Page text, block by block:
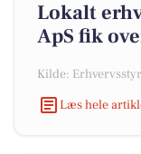
Lokalt
ApS fik
Kilde:
Læs hele